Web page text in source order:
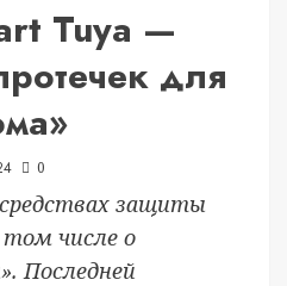
Tuya —
для
0
защиты
числе о
Последней